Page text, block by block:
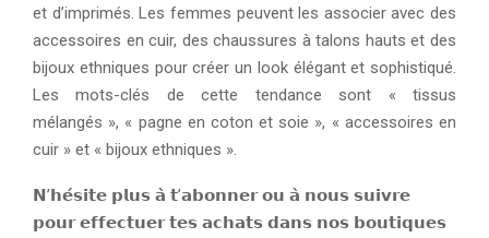
et d’imprimés. Les femmes peuvent les associer avec des
accessoires en cuir, des chaussures à talons hauts et des
bijoux ethniques pour créer un look élégant et sophistiqué.
Les mots-clés de cette tendance sont « tissus
mélangés », « pagne en coton et soie », « accessoires en
cuir » et « bijoux ethniques ».
𝗡’𝗵𝗲́𝘀𝗶𝘁𝗲 𝗽𝗹𝘂𝘀 𝗮̀ 𝘁’𝗮𝗯𝗼𝗻𝗻𝗲𝗿 𝗼𝘂 𝗮̀ 𝗻𝗼𝘂𝘀 𝘀𝘂𝗶𝘃𝗿𝗲
𝗽𝗼𝘂𝗿 𝗲𝗳𝗳𝗲𝗰𝘁𝘂𝗲𝗿 𝘁𝗲𝘀 𝗮𝗰𝗵𝗮𝘁𝘀 𝗱𝗮𝗻𝘀 𝗻𝗼𝘀 𝗯𝗼𝘂𝘁𝗶𝗾𝘂𝗲𝘀